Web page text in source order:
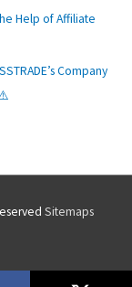
Help of Affiliate
Company
Sitemaps